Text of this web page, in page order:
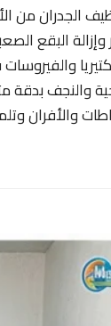
الجدران من
البقع
والنجف بدقة
والأفران